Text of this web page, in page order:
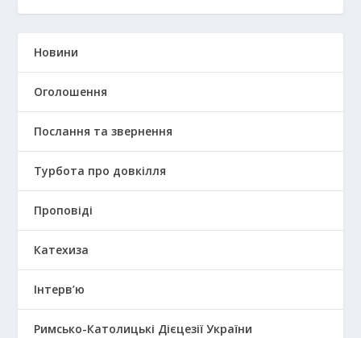
Новини
Оголошення
Послання та звернення
Турбота про довкілля
Проповіді
Катехиза
Інтерв’ю
Римсько-Католицькі Дієцезії України